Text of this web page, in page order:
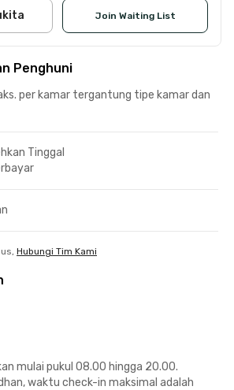
Join Waiting List
Penghuni
per kamar tergantung tipe kamar dan
Tinggal
Hubungi Tim Kami
mulai pukul 08.00 hingga 20.00.
waktu check-in maksimal adalah